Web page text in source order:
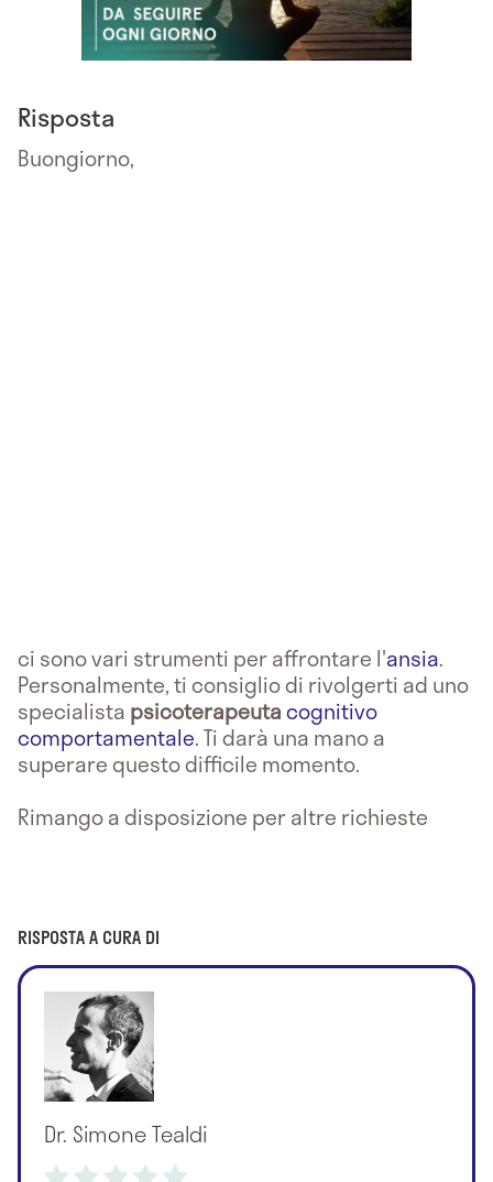
Risposta
Buongiorno,
ci sono vari strumenti per affrontare l'ansia.
Personalmente, ti consiglio di rivolgerti ad uno
specialista psicoterapeutacognitivo
comportamentale. Ti darà una mano a
superare questo difficile momento.
Rimango a disposizione per altre richieste
RISPOSTA A CURA DI
Dr. Simone Tealdi